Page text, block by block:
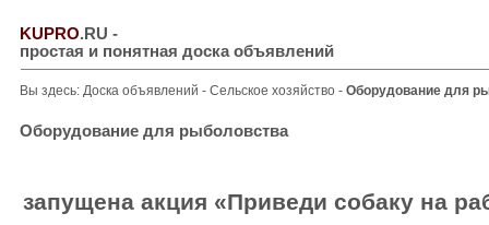
KUPRO.RU -
простая и понятная доска объявлений
Вы здесь: Доска объявлений - Сельское хозяйство - Оборудование для
Оборудование для рыболовства
запущена акция «Приведи собаку на